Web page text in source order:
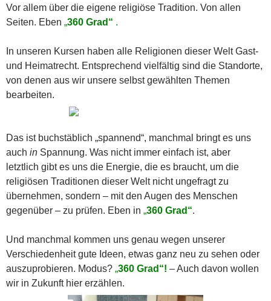
Vor allem über die eigene religiöse Tradition. Von allen
Seiten. Eben „360 Grad“ .
In unseren Kursen haben alle Religionen dieser Welt Gast-
und Heimatrecht. Entsprechend vielfältig sind die Standorte,
von denen aus wir unsere selbst gewählten Themen
bearbeiten.
Das ist buchstäblich „spannend“, manchmal bringt es uns
auch in Spannung. Was nicht immer einfach ist, aber
letztlich gibt es uns die Energie, die es braucht, um die
religiösen Traditionen dieser Welt nicht ungefragt zu
übernehmen, sondern – mit den Augen des Menschen
gegenüber – zu prüfen. Eben in „360 Grad“.
Und manchmal kommen uns genau wegen unserer
Verschiedenheit gute Ideen, etwas ganz neu zu sehen oder
auszuprobieren. Modus? „360 Grad“! – Auch davon wollen
wir in Zukunft hier erzählen.